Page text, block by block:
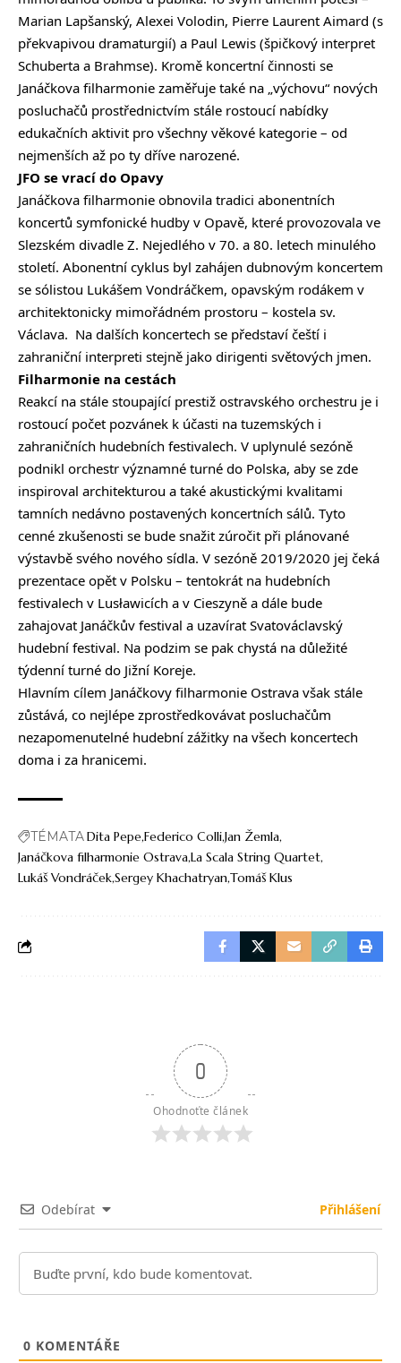
Marian Lapšanský, Alexei Volodin, Pierre Laurent Aimard (s
překvapivou dramaturgií) a Paul Lewis (špičkový interpret
Schuberta a Brahmse). Kromě koncertní činnosti se
Janáčkova filharmonie zaměřuje také na „výchovu“ nových
posluchačů prostřednictvím stále rostoucí nabídky
edukačních aktivit pro všechny věkové kategorie – od
nejmenších až po ty dříve narozené.
JFO se vrací do Opavy
Janáčkova filharmonie obnovila tradici abonentních
koncertů symfonické hudby v Opavě, které provozovala ve
Slezském divadle Z. Nejedlého v 70. a 80. letech minulého
století. Abonentní cyklus byl zahájen dubnovým koncertem
se sólistou Lukášem Vondráčkem, opavským rodákem v
architektonicky mimořádném prostoru – kostela sv.
Václava. Na dalších koncertech se představí čeští i
zahraniční interpreti stejně jako dirigenti světových jmen.
Filharmonie na cestách
Reakcí na stále stoupající prestiž ostravského orchestru je i
rostoucí počet pozvánek k účasti na tuzemských i
zahraničních hudebních festivalech. V uplynulé sezóně
podnikl orchestr významné turné do Polska, aby se zde
inspiroval architekturou a také akustickými kvalitami
tamních nedávno postavených koncertních sálů. Tyto
cenné zkušenosti se bude snažit zúročit při plánované
výstavbě svého nového sídla. V sezóně 2019/2020 jej čeká
prezentace opět v Polsku – tentokrát na hudebních
festivalech v Lusławicích a v Cieszyně a dále bude
zahajovat Janáčkův festival a uzavírat Svatováclavský
hudební festival. Na podzim se pak chystá na důležité
týdenní turné do Jižní Koreje.
Hlavním cílem Janáčkovy filharmonie Ostrava však stále
zůstává, co nejlépe zprostředkovávat posluchačům
nezapomenutelné hudební zážitky na všech koncertech
doma i za hranicemi.
TÉMATADita PepeFederico ColliJan Žemla
Janáčkova filharmonie OstravaLa Scala String Quartet
Lukáš Vondráček Sergey KhachatryanTomáš Klus
0
Ohodnoťte článek
Odebírat Přihlášení
0 KOMENTÁŘE